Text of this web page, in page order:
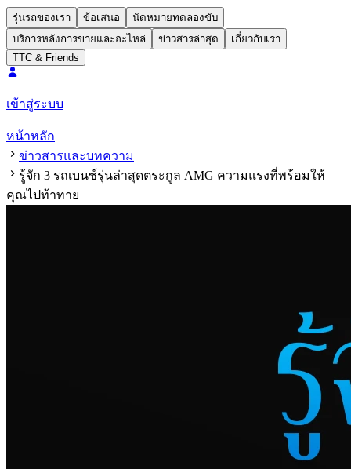
รุ่นรถของเรา ข้อเสนอ
นัดหมายทดลองขับ
บริการหลังการขายและอะไหล่
ข่าวสารล่าสุด
เกี่ยวกับเรา
TTC & Friends
เข้าสู่ระบบ
หน้าหลัก
ข่าวสารและบทความ
รู้จัก 3 รถเบนซ์รุ่นล่าสุดตระกูล AMG ความแรงที่พร้อมให้
คุณไปท้าทาย